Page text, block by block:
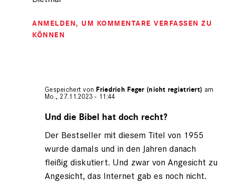
ANMELDEN, UM KOMMENTARE VERFASSEN ZU
KÖNNEN
Gespeichert von Friedrich Feger (nicht registriert) am
Mo., 27.11.2023 - 11:44
auf
Dietmar
(nicht
Und die Bibel hat doch recht?
Der Bestseller mit diesem Titel von 1955
wurde damals und in den Jahren danach
fleißig diskutiert. Und zwar von Angesicht zu
Angesicht, das Internet gab es noch nicht.